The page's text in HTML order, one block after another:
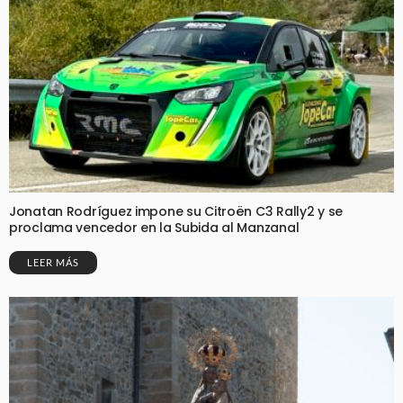
Jonatan Rodríguez impone su Citroën C3 Rally2 y se
proclama vencedor en la Subida al Manzanal
LEER MÁS